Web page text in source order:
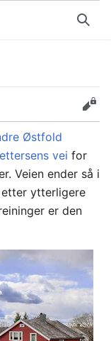
Søk
Rediger
Østfold
vei for
Veien ender så i
etter ytterligere
er den